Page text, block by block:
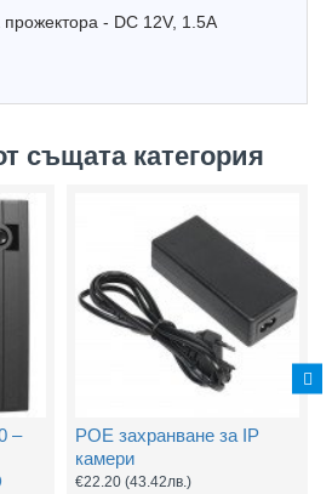
- DC 12V, 1.5A
същата категория
–
POE захранване за IP
камери
€22.20 (43.42лв.)